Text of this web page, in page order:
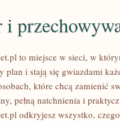
to miejsce w sieci, w
plan i stają się gwiazdami
które chcą zamienić
pełną natchnienia i
odkryjesz wszystko,